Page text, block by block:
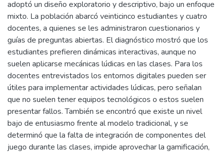
adoptó un diseño exploratorio y descriptivo, bajo un enfoque
mixto. La población abarcó veinticinco estudiantes y cuatro
docentes, a quienes se les administraron cuestionarios y
guías de preguntas abiertas. El diagnóstico mostró que los
estudiantes prefieren dinámicas interactivas, aunque no
suelen aplicarse mecánicas lúdicas en las clases. Para los
docentes entrevistados los entornos digitales pueden ser
útiles para implementar actividades lúdicas, pero señalan
que no suelen tener equipos tecnológicos o estos suelen
presentar fallos. También se encontró que existe un nivel
bajo de entusiasmo frente al modelo tradicional, y se
determinó que la falta de integración de componentes del
juego durante las clases, impide aprovechar la gamificación,